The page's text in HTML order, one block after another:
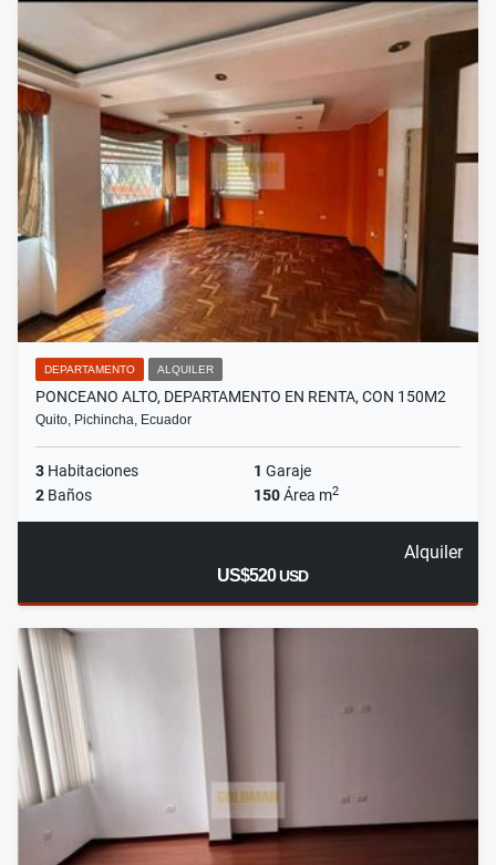
DEPARTAMENTO ALQUILER
PONCEANO ALTO, DEPARTAMENTO EN RENTA, CON 150M2
Quito, Pichincha, Ecuador
3 Habitaciones 1 Garaje
2 Baños 150Área m2
Alquiler
US$520USD